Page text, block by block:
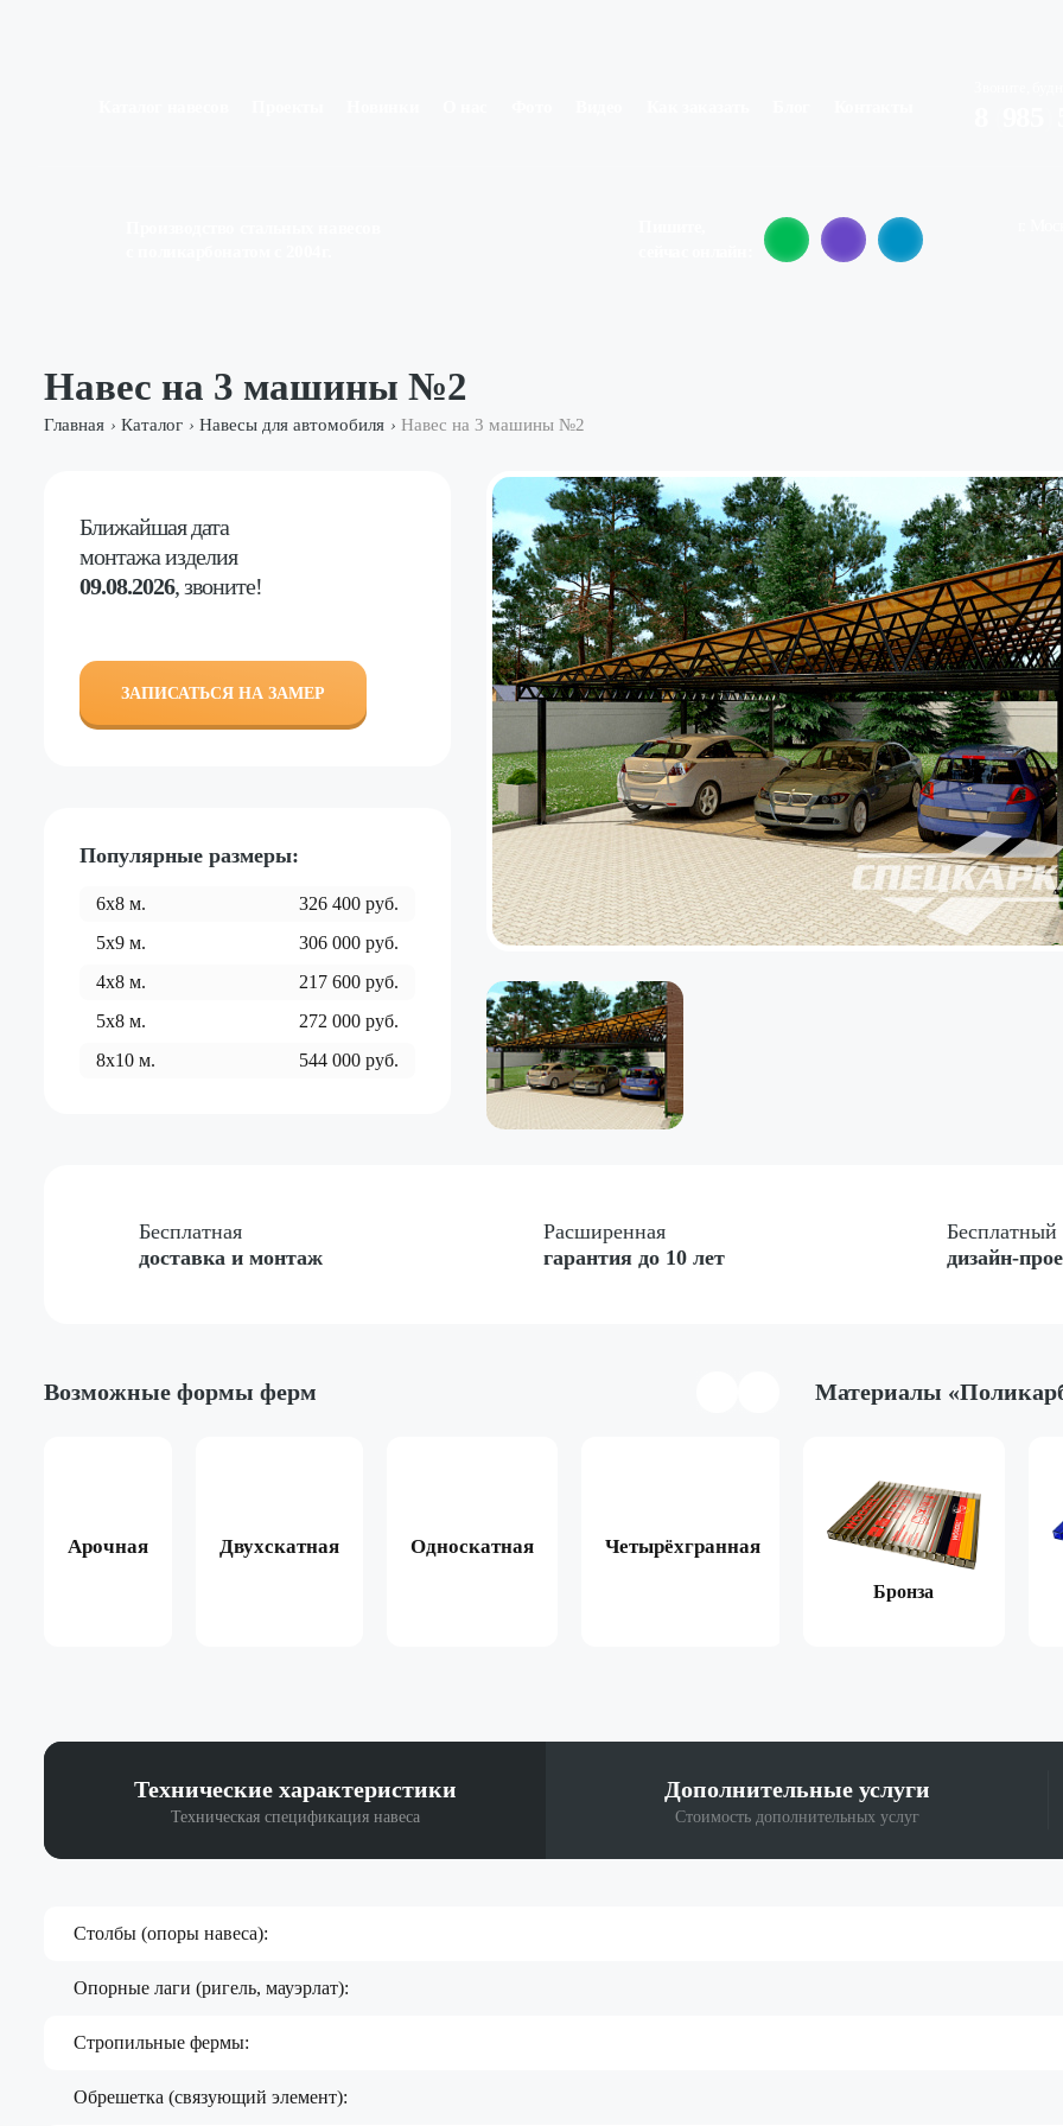
Навес на 3 машины №2
Главная › Каталог › Навесы для автомобиля › Навес на 3 машины №2
Ближайшая дата
монтажа изделия
09.08.2026, звоните!
ЗАПИСАТЬСЯ НА ЗАМЕР
Популярные размеры:
6x8 м. 326 400руб.
5x9 м. 306 000руб.
4x8 м. 217 600руб.
5x8 м. 272 000руб.
8x10 м. 544 000руб.
Бесплатная
доставка и монтаж
Расширенная
гарантия до 10 лет
Бесплатный
дизайн-
Возможные формы ферм
Арочная Двухскатная Односкатная Четырёхгранная Арочная
Материалы
Бронза
Техническиехарактеристики
Техническая спецификация навеса
Дополнительныеуслуги
Стоимость дополнительных услуг
Столбы (опоры навеса):
Опорные лаги (ригель, мауэрлат):
Стропильные фермы:
Обрешетка (связующий элемент):